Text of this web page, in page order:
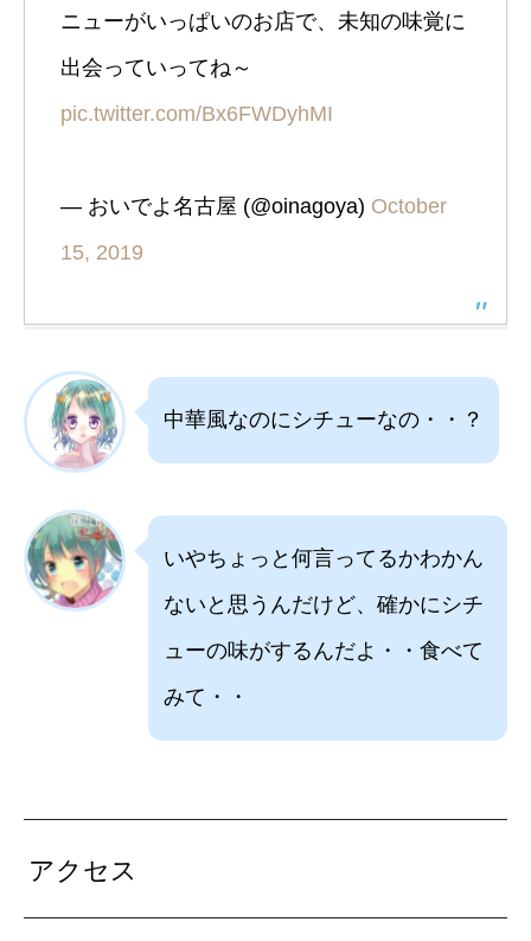
ニューがいっぱいのお店で、未知の味覚に
出会っていってね～
pic.twitter.com/Bx6FWDyhMI
— おいでよ名古屋 (@oinagoya) October
15, 2019
中華風なのにシチューなの・・？
いやちょっと何言ってるかわかん
ないと思うんだけど、確かにシチ
ューの味がするんだよ・・食べて
みて・・
アクセス